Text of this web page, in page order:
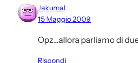
Jakumal
15 Maggio 2009
Opz…allora parliamo di
Rispondi